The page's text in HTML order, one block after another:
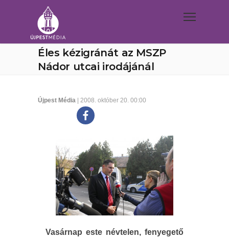
Éles kézigránát az MSZP
Nádor utcai irodájánál
Újpest Média | 2008. október 20. 00:00
Vasárnap este névtelen, fenyegető